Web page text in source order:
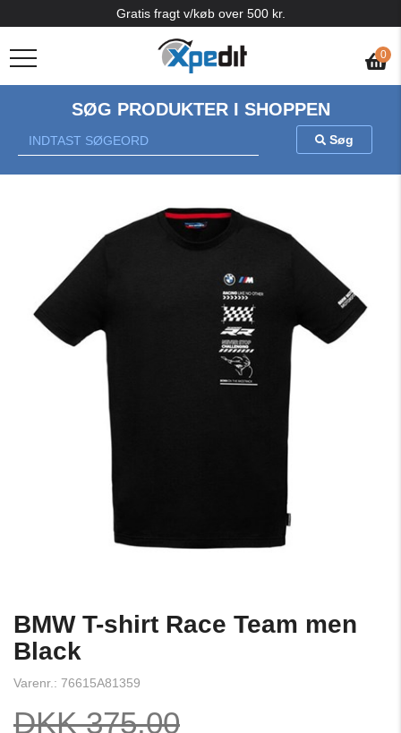
0
Gratis fragt v/køb over 500 kr.
SØG PRODUKTER I SHOPPEN
Søg
Previous
BMW T-shirt Race Team men
Black
Varenr.: 76615A81359
DKK 375,00